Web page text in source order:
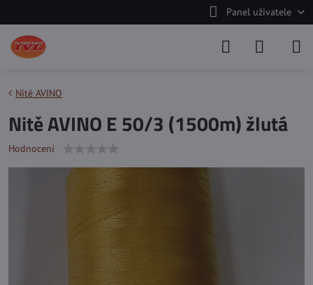
Panel uživatele
Nitě AVINO
Nitě AVINO E 50/3 (1500m) žlutá
Hodnocení